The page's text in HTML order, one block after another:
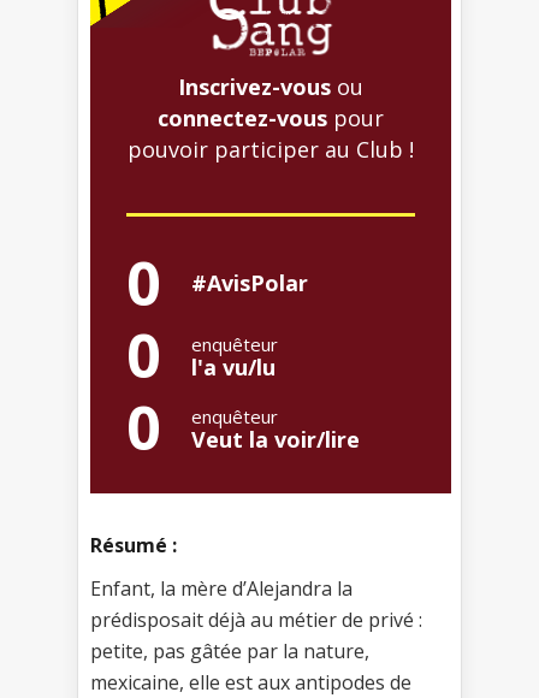
Inscrivez-vous ou
connectez-vous pour
pouvoir participer au Club !
0 #AvisPolar
0 enquêteur
l'a vu/lu
0 enquêteur
Veut la voir/lire
Résumé :
Enfant, la mère d’Alejandra la
prédisposait déjà au métier de privé :
petite, pas gâtée par la nature,
mexicaine, elle est aux antipodes de